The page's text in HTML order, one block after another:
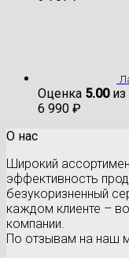
Оценка 5.00из
6 990 ₽
О нас
Широкий
эффективность
безукоризненный
каждом клиенте –
компании.
По отзывам на наш